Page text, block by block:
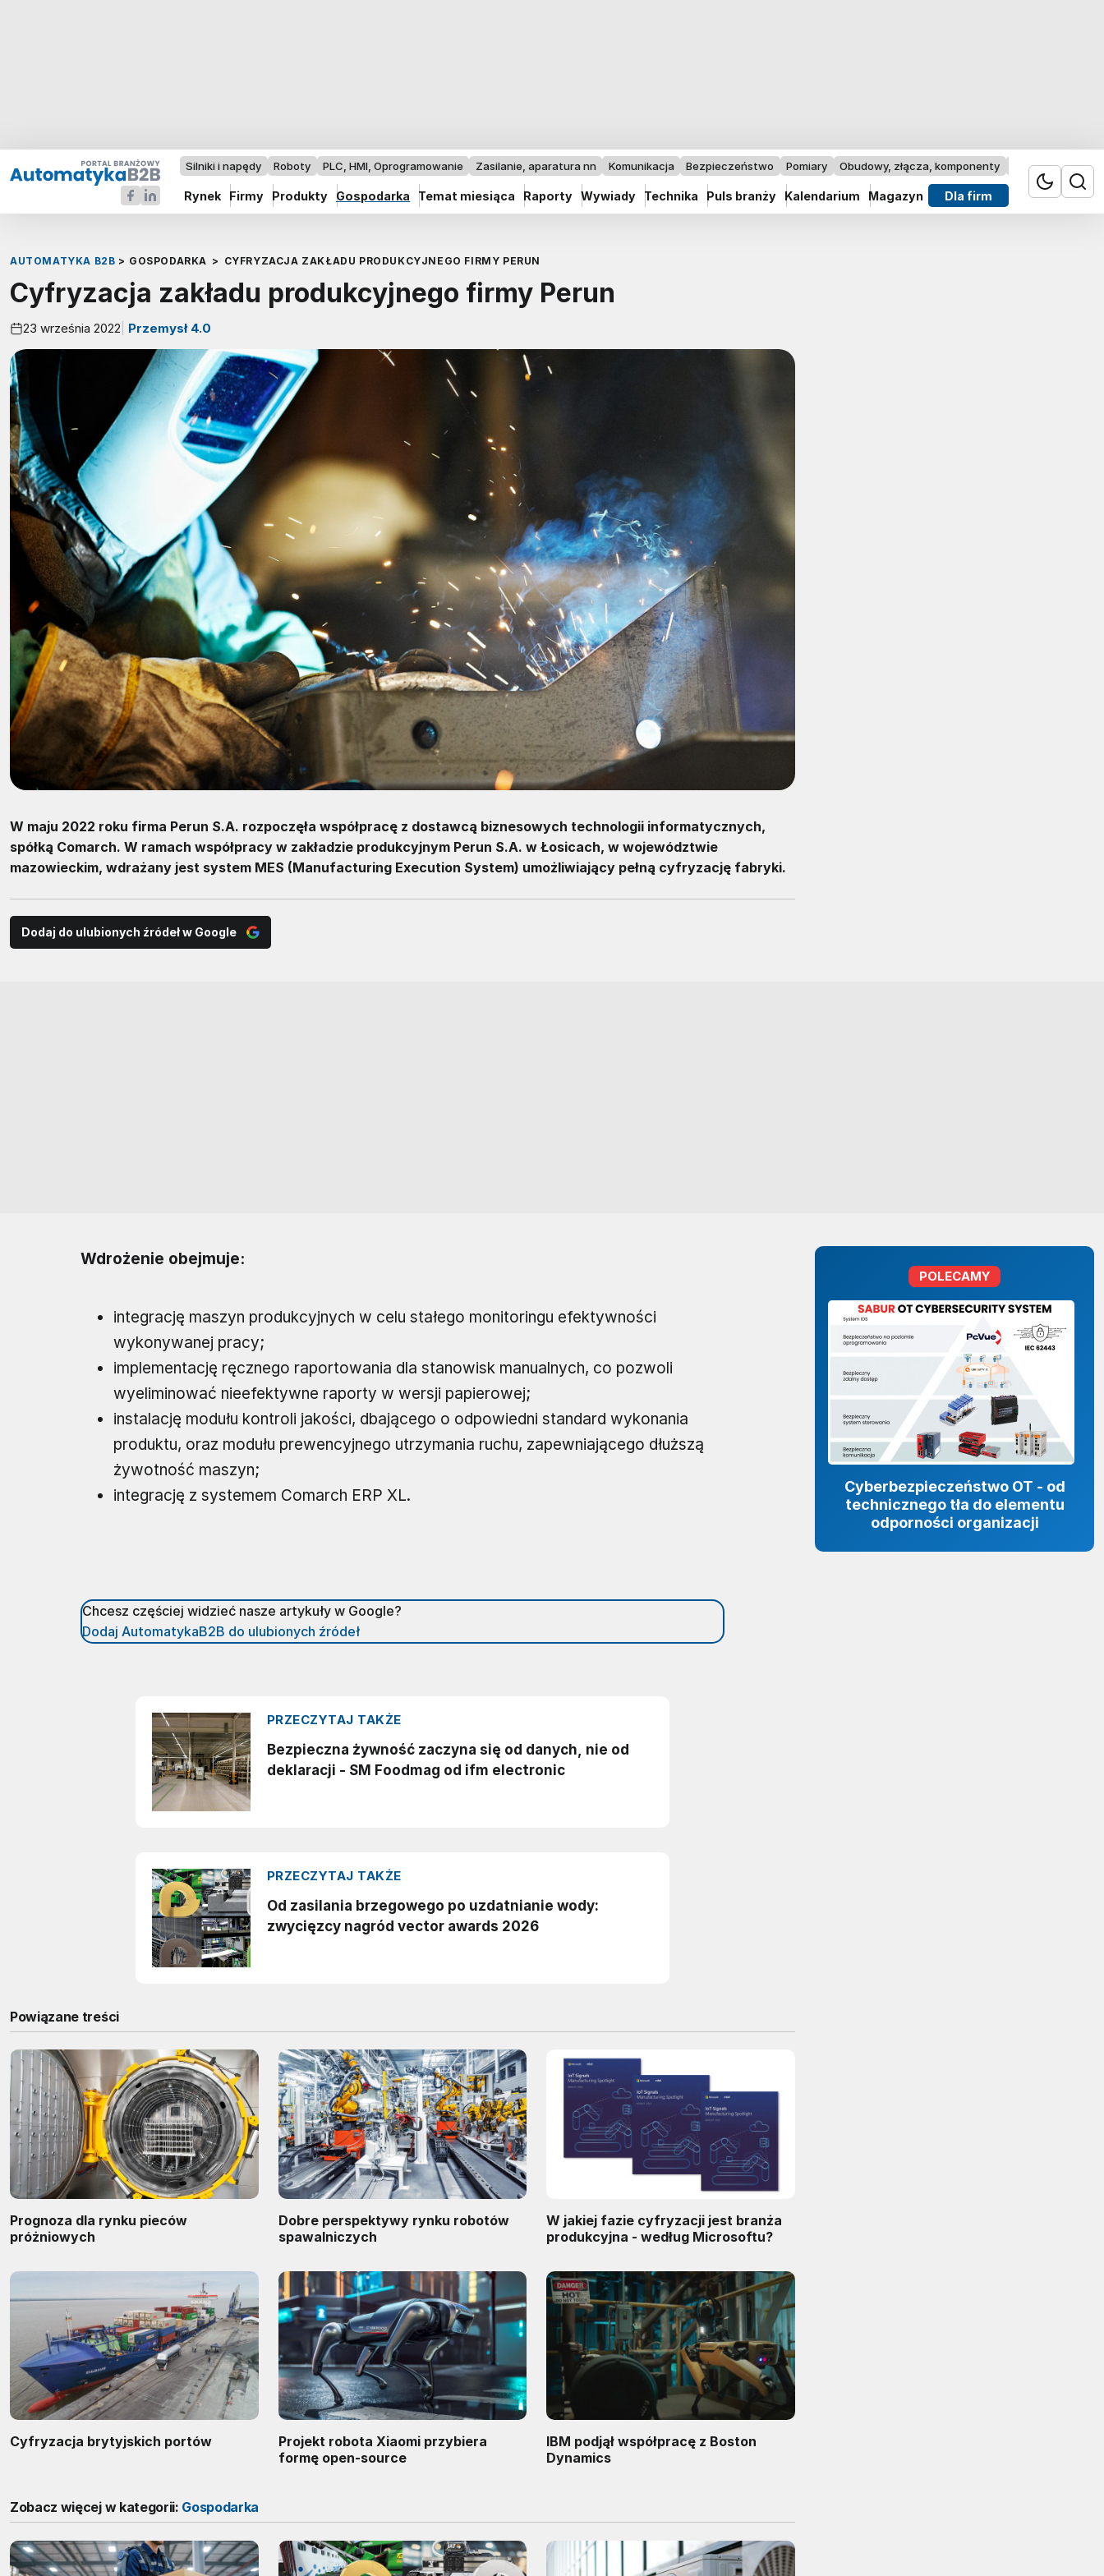
Silniki i napędy Roboty PLC, HMI, Oprogramowanie Zasilanie, aparatura nn Komunikacja Bezpieczeństwo Pomiary Obudowy, złącza, komponenty Przemysł 4.0
Rynek Firmy Produkty Gospodarka Temat miesiąca Raporty Wywiady Technika Puls branży Kalendarium Magazyn Dla firm
AUTOMATYKA B2B > GOSPODARKA > CYFRYZACJA ZAKŁADU PRODUKCYJNEGO FIRMY PERUN
Cyfryzacja zakładu produkcyjnego firmy Perun
23 września 2022 Przemysł 4.0
W maju 2022 roku firma Perun S.A. rozpoczęła współpracę z dostawcą biznesowych technologii informatycznych,
spółką Comarch. W ramach współpracy w zakładzie produkcyjnym Perun S.A. w Łosicach, w województwie
mazowieckim, wdrażany jest system MES (Manufacturing Execution System) umożliwiający pełną cyfryzację fabryki.
Dodaj do ulubionych źródeł w Google
Wdrożenie obejmuje:
integrację maszyn produkcyjnych w celu stałego monitoringu efektywności
wykonywanej pracy;
implementację ręcznego raportowania dla stanowisk manualnych, co pozwoli
wyeliminować nieefektywne raporty w wersji papierowej;
instalację modułu kontroli jakości, dbającego o odpowiedni standard wykonania
produktu, oraz modułu prewencyjnego utrzymania ruchu, zapewniającego dłuższą
żywotność maszyn;
integrację z systemem Comarch ERP XL.
Chcesz częściej widzieć nasze artykuły w Google?
Dodaj AutomatykaB2B do ulubionych źródeł
Powiązane treści
Prognoza dla rynku pieców
próżniowych
Dobre perspektywy rynku robotów
spawalniczych
W jakiej fazie cyfryzacji jest branża
produkcyjna - według Microsoftu?
Cyfryzacja brytyjskich portów
Projekt robota Xiaomi przybiera
formę open-source
IBM podjął współpracę z Boston
Dynamics
Zobacz więcej w kategorii: Gospodarka
POLECAMY
Cyberbezpieczeństwo OT - od
technicznego tła do elementu
odporności organizacji